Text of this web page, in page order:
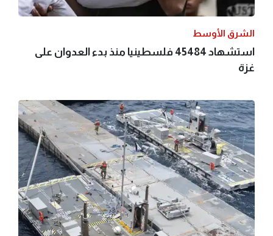
الشرق الأوسط
استشهاد 45484 فلسطينيا منذ بدء العدوان على
غزة